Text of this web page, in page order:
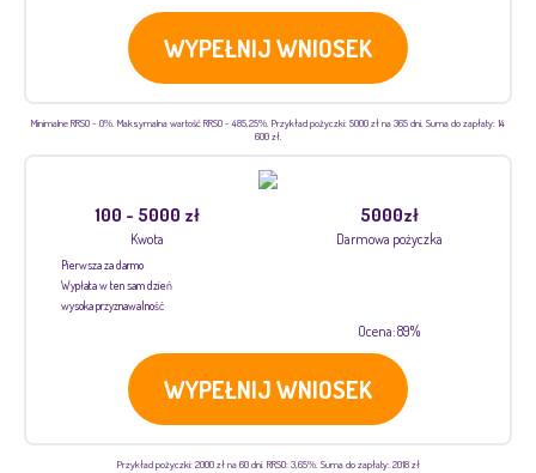
WYPEŁNIJ WNIOSEK
Minimalne RRSO - 0%. Maksymalna wartość RRSO - 485,25%. Przykład pożyczki: 5000 zł na 365 dni. Suma do zapłaty: 14
600 zł.
100 - 5000 zł
Kwota
5000zł
Darmowa pożyczka
Pierwsza za darmo
Wypłata w ten sam dzień
wysoka przyznawalność
Ocena: 89%
WYPEŁNIJ WNIOSEK
Przykład pożyczki: 2000 zł na 60 dni. RRSO: 3,65%. Suma do zapłaty: 2018 zł